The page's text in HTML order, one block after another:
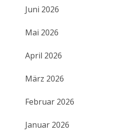
Juni 2026
Mai 2026
April 2026
März 2026
Februar 2026
Januar 2026